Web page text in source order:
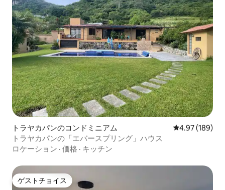
トラヤカパンのコンドミニアム レビュー189
4.97 (189)
トラヤカパンの「エバースプリング」ハウス
ロケーション · 価格 · キッチン
ゲストチョイス
ゲストチョイス